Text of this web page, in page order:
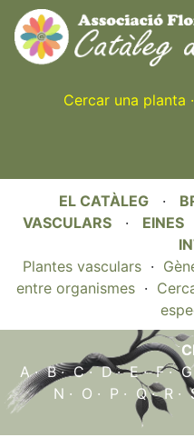
Cercar una planta ·
EL CATÀLEG ·
VASCULARS · EINES
Plantes vasculars ·
entre organismes ·
A·B·C·D·E·F·G
N · O · P · Q·R ·